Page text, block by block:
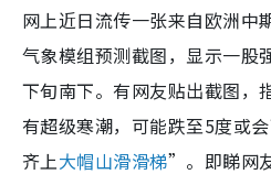
网上近日流传一张来自欧洲中
气象模组预测截图，显示一股
下旬南下。有网友贴出截图
有超级寒潮，可能跌至5度或
齐上大帽山滑滑梯”。即睇网